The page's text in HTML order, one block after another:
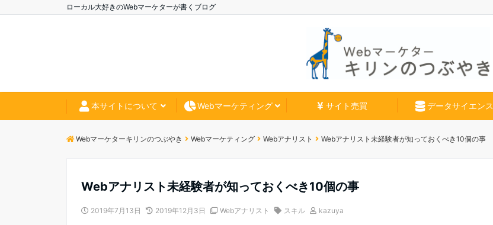
ローカル大好きのWebマーケターが書くブログ
本サイトについて Webマーケティング サイト売買 データサイエンス
Webマーケターキリンのつぶやき Webマーケティング Webアナリスト Webアナリスト未経験者が知っておくべき10個の事
Webアナリスト未経験者が知っておくべき10個の事
2019年7月13日 2019年12月3日 Webアナリスト スキル kazuya